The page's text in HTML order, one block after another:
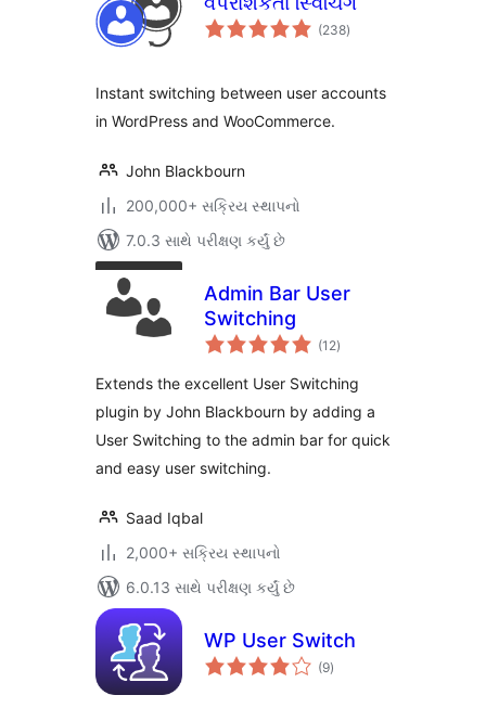
(238કુલ
રેટિંગ્સ
)
Instant switching between user accounts
in WordPress and WooCommerce.
John Blackbourn
200,000+ સક્રિય સ્થાપનો
7.0.3 સાથે પરીક્ષણ કર્યું છે
Admin Bar User
Switching
(12કુલ
રેટિંગ્સ
)
Extends the excellent User Switching
plugin by John Blackbourn by adding a
User Switching to the admin bar for quick
and easy user switching.
Saad Iqbal
2,000+ સક્રિય સ્થાપનો
6.0.13 સાથે પરીક્ષણ કર્યું છે
WP User Switch
(9કુલ
રેટિંગ્સ
)